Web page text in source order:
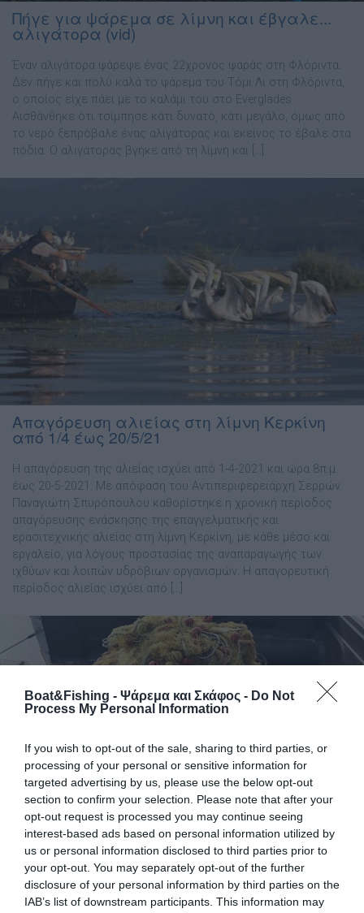
Boat&Fishing - Ψάρεμα και Σκάφος - Do Not
Process My Personal Information
If you wish to opt-out of the sale, sharing to third parties, or
processing of your personal or sensitive information for
targeted advertising by us, please use the below opt-out
section to confirm your selection. Please note that after your
opt-out request is processed you may continue seeing
interest-based ads based on personal information utilized by
us or personal information disclosed to third parties prior to
your opt-out. You may separately opt-out of the further
disclosure of your personal information by third parties on the
IAB’s list of downstream participants. This information may
Πήγε για ψάρεμα σε λίμνη και έβγαλε...
αλιγάτορα (vid)
Έναν αλιγάτορα ψάρεψε ένας 22χρονος ψαράς στη Φλόριντα.
Δεν πήγε και πολύ καλά το ψάρεμα του Τόμι Λι στη Φλόριντα,
ο οποίος είχε πάει με το καλάμι του στο Everglades.
Αισθάνθηκε ότι τσίμπησε κάτι δυνατό, κάτι μεγάλο, όμως από
το νερό ξεπρόβαλε ένας αλιγάτορας και εκείνος το έβαλε στα
πόδια. Ο αλιγάτορας βγήκε από τη λίμνη και […]
Απαγόρευση αλιείας στη λίμνη Κερκίνη
από 1/4 έως 20/5/21
Η απαγόρευση της αλιείας ισχύει από 1-4-2021 και ώρα 8π.μ.
έως 20-5-2021. Mε απόφαση του Aντιπεριφερειάρχη Σερρών
Παναγιώτη Σπυρόπουλου καθορίστηκε η χρονική περίοδος
απαγόρευσης ενάσκησης της επαγγελματικής και
ερασιτεχνικής αλιείας στη λίμνη Κερκίνη, με κάθε μέσο και
εργαλείο, για λόγους προστασίας της αναπαραγωγής των
ιχθύων και λοιπών υδρόβιων οργανισμών. Η απαγορευτική
περίοδος αλιείας ισχύει από […]
Με χειροπέδες ψαράδες στη Λάρισα –
Τους έπιασαν με ψαριά 400 κιλών,
φουσκωτό και αδιάβροχες στολές